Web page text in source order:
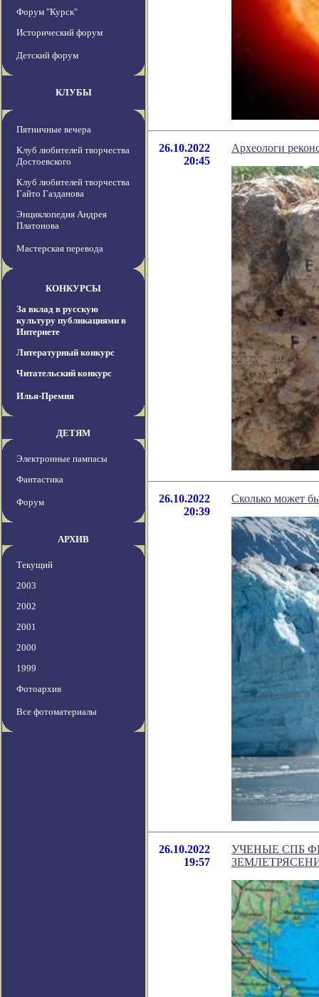
Форум "Курск"
Исторический форум
Детский форум
КЛУБЫ
Пятничные вечера
Клуб любителей творчества
Достоевского
Клуб любителей творчества
Гайто Газданова
Энциклопедия Андрея
Платонова
Мастерская перевода
КОНКУРСЫ
За вклад в русскую
культуру публикациями в
Интернете
Литературный конкурс
Читательский конкурс
Илья-Премия
ДЕТЯМ
Электронные пампасы
Фантастика
Форум
АРХИВ
Текущий
2003
2002
2001
2000
1999
Фотоархив
Все фотоматериалы
26.10.2022
20:45
Археологи
26.10.2022
20:39
Сколько может
26.10.2022
19:57
УЧЕНЫЕ СПБ